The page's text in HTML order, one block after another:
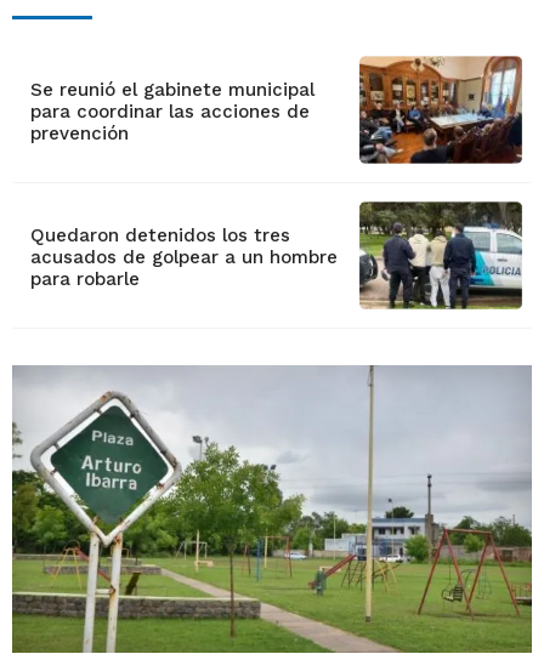
Se reunió el gabinete municipal
para coordinar las acciones de
prevención
Quedaron detenidos los tres
acusados de golpear a un hombre
para robarle